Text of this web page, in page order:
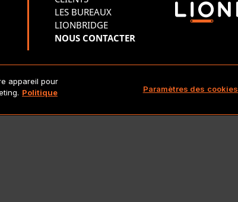
LES BUREAUX
LIONBRIDGE
NOUS CONTACTER
Technologies, LLC. Tous droits réservés.
appareil pour
Politique
Paramètres des cookies